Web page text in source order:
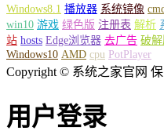
Windows8.1 播放器 系统镜像
win10 游戏 绿色版 注册表 解析
站 hosts Edge浏览器 去广告 破解
Windows10 AMD cpu PotPlayer
Copyright © 系统之家官网
用户登录